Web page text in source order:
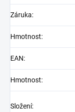
Záruka:
Hmotnost:
EAN:
Hmotnost:
Složení: